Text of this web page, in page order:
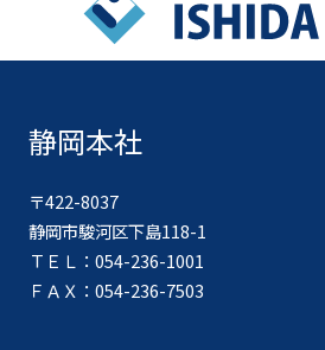
静岡本社
〒422-8037
静岡市駿河区下島118-1
ＴＥＬ：054-236-1001
ＦＡＸ：054-236-7503